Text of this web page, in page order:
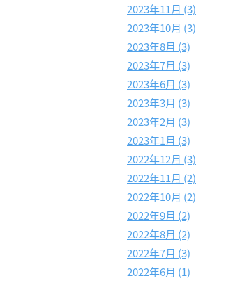
2023年11月 (3)
2023年10月 (3)
2023年8月 (3)
2023年7月 (3)
2023年6月 (3)
2023年3月 (3)
2023年2月 (3)
2023年1月 (3)
2022年12月 (3)
2022年11月 (2)
2022年10月 (2)
2022年9月 (2)
2022年8月 (2)
2022年7月 (3)
2022年6月 (1)